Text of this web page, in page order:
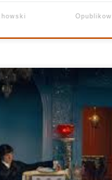
kolejna adaptacja
Jest nią nowy film o
miłości została w dużej
postaci wcieliły się